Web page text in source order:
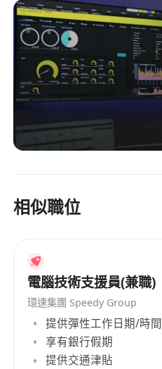
的綜合資訊科技服務營運商
相似職位
電腦技術支援員(兼職)
環速集團 Speedy Group
提供彈性工作日期/時間
享有銀行假期
提供交通津貼